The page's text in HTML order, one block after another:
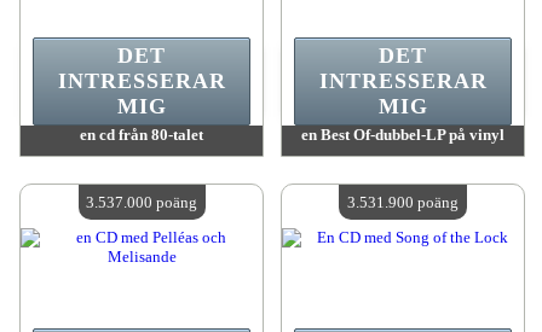
en cd från 80-talet
Antal tillgängliga:4
DET
INTRESSERAR
MIG
en Best Of-dubbel-LP på vinyl
Antal tillgängliga:4
DET
INTRESSERAR
MIG
3.537.000 poäng 3.531.900 poäng